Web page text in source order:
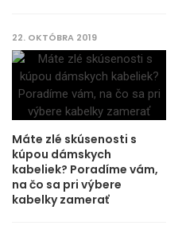
22. OKTÓBRA 2019
Máte zlé skúsenosti s
kúpou dámskych
kabeliek? Poradíme vám,
na čo sa pri výbere
kabelky zamerať